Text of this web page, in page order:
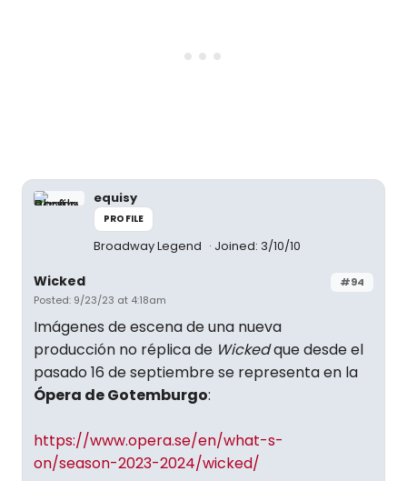
equisy
PROFILE
Broadway Legend Joined: 3/10/10
#94
Wicked
Posted: 9/23/23 at 4:18am
Imágenes de escena de una nueva
producción no réplica de Wickedque desde el
pasado 16 de septiembre se representa en la
Ópera de Gotemburgo:
https://www.opera.se/en/what-s-
on/season-2023-2024/wicked/